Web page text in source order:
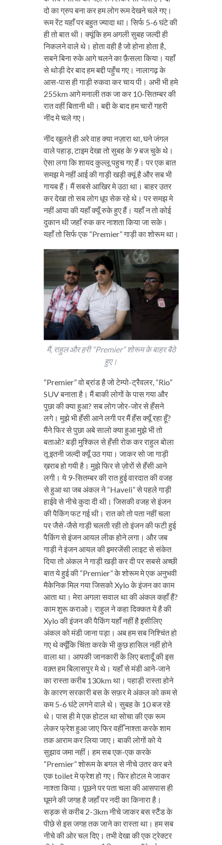
दो का ग्रुप बना कर हम लोग रूम देखने चले गए।
रूम रेंट यहाँ पर बहुत ज्यादा था। सिर्फ 5-6 घंटे की
ही तो बात थी। क्यूंकि हम अगली सुबह जल्दी ही
निकलने वाले थे। होता वही है जो होना होता है,
सबने बिना रुके आगे चलने का फ़ैसला किया। यहाँ
से थोड़ी देर बाद हम बद्दी पहुँच गए। नालागढ़ के
आस-पास ही गाड़ी रुकवा कर चाय पी। अभी भी हमे
255km आगे मनाली तक जा कर 10-सितम्बर की
रात वहीं बितानी थी। बद्दी के बाद हम चारों गहरी
नींद मे चले गए।
नींद खुलते ही अरे वाह क्या नज़ारा था, घने जंगल
वाले पहाड़, टाइम देखा तो सुबह के 9 बज चुके थे।
ऐसा लगा कि शायद कुल्लू पहुच गए हैं। पर एक बात
समझ मे नहीं आई की गाड़ी खड़ी क्यूं है और सब भी
गायब हैं। मैं सबसे आखिर मे उठा था। बाहर उतर
कर देखा तो सब लोग धूप सेक रहे थे। पर समझ मे
नहीं आया की यहाँ क्यूँ रुके हुए हैं। यहाँ न तो कोई
दुकान थी जहाँ रुक कर नाशता किया जा सके।
यहाँ तो सिर्फ एक “Premier” गाड़ी का शोरूम था।
मैं, राहुल और हरी “Premier” शोरूम के बाहर बैठे
हुए।
“Premier” वो ब्रांड है जो टेम्पो-ट्रैवलर, “Rio”
SUV बनाता है। मैं बाकी लोगों के पास गया और
पुछा की क्या हुआ? सब लोग जोर-जोर से हँसने
लगे। मुझे भी हँसी आने लगी पर मैं हँस क्यूँ रहा हूँ?
मैंने फिर से पुछा अबे सालो क्या हुआ मुझे भी तो
बताओ? बड़ी मुश्किल से हँसी रोक कर राहुल बोला
तू इतनी जल्दी क्यूँ उठ गया। जाकर सो जा गाड़ी
ख़राब हो गयी है। मुझे फिर से ज़ोरों से हँसी आने
लगी। ये 9-सितम्बर की रात हुई वारदात की वजह
से हुआ था जब अंकल ने “Haveli” से पहले गाड़ी
हाईवे से नीचे कुदा दी थी। जिसकी वजह से इंजन
की पैकिंग फट गई थी। रात को तो पता नहीं चला
पर जैसे-जैसे गाड़ी चलती रही तो इंजन की फटी हुई
पैकिंग से इंजन आयल लीक होने लगा। और जब
गाड़ी ने इंजन आयल की इमरजेंसी लाइट से संकेत
दिया तो अंकल ने गाड़ी खड़ी कर दी पर सबसे अच्छी
बात ये हुई की “Premier” के शोरूम मे एक अनुभवी
मैकेनिक मिल गया जिसको Xylo के इंजन का काम
आता था। मेरा अगला सवाल था की अंकल कहाँ हैं?
काम शुरू कराओ। राहुल ने कहा दिक्कत ये है की
Xylo की इंजन की पैकिंग यहाँ नहीं है इसीलिए
अंकल को मंडी जाना पड़ा। अब हम सब निश्चिंत हो
गए थे क्यूँकि चिंता करके भी कुछ हासिल नहीं होने
वाला था। आपकी जानकारी के लिए बतादूँ की इस
वक़्त हम बिलासपुर मे थे। यहाँ से मंडी आने-जाने
का रास्ता करीब 130km था। पहाड़ी रास्ता होने
के कारण सरकारी बस के सफ़र मे अंकल को कम से
कम 5-6 घंटे लगने वाले थे। सुबह के 10 बज रहे
थे। पास ही मे एक होटल था सोचा की एक रूम
लेकर फ्रेश हुआ जाए फिर वहीँ नाश्ता करके शाम
तक आराम कर लिया जाए। बाकी लोगों को ये
सुझाव जमा नहीं। हम सब एक-एक करके
“Premier” शोरूम के बगल से नीचे उतर कर बने
एक toilet मे फ्रेश हो गए। फिर होटल मे जाकर
नाश्ता किया। पूछने पर पता चला की आसपास ही
घूमने की जगह है जहाँ पर नदी का किनारा है।
सड़क से करीब 2-3km नीचे जाकर बस स्टैंड के
पीछे से इस जगह तक जाने का रास्ता था। हम सब
नीचे की ओर चल दिए। तभी देखा की एक ट्रेक्टर